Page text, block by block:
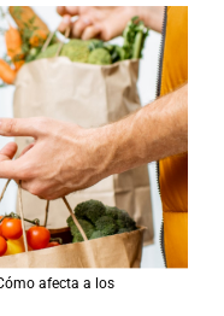
afecta a los